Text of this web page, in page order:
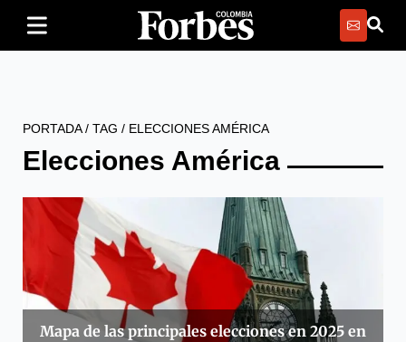
PORTADA/ TAG / ELECCIONES AMÉRICA
Elecciones América
Mapa de las principales elecciones en 2025 en